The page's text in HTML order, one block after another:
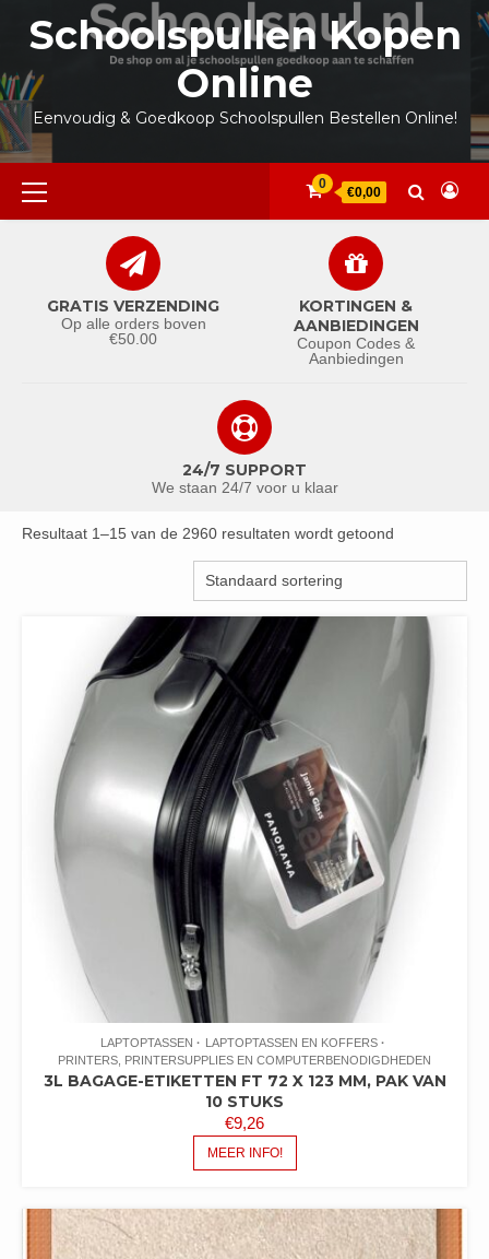
inhoud
Schoolspullen Kopen
Online
Eenvoudig & Goedkoop Schoolspullen Bestellen Online!
Primair
menu
0
€0,00
GRATIS VERZENDING
Op alle orders boven
€50.00
KORTINGEN &
AANBIEDINGEN
Coupon Codes &
Aanbiedingen
24/7 SUPPORT
We staan 24/7 voor u klaar
Resultaat 1–15 van de 2960 resultaten wordt getoond
LAPTOPTASSEN
LAPTOPTASSEN EN KOFFERS
PRINTERS, PRINTERSUPPLIES EN COMPUTERBENODIGDHEDEN
3L BAGAGE-ETIKETTEN FT 72 X 123 MM, PAK VAN
10 STUKS
€9,26
MEER INFO!